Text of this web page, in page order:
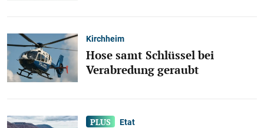
Kirchheim
Hose samt Schlüssel bei
Verabredung geraubt
Etat